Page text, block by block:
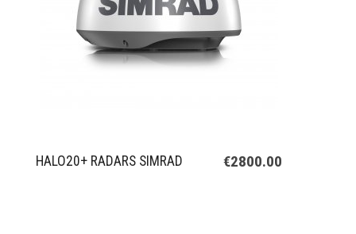
HALO20+ RADARS SIMRAD €2800.00